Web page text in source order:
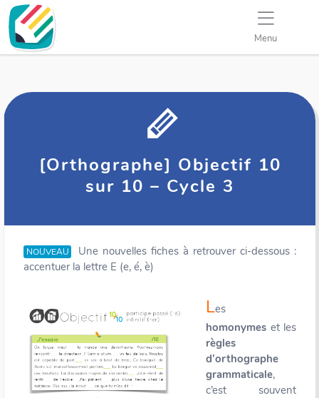
Menu
[Orthographe] Objectif 10
sur 10 – Cycle 3
NOUVEAU
Une nouvelles fiches à retrouver ci-dessous :
accentuer la lettre E (e, é, è)
Les
homonymes et les
règles
d’orthographe
grammaticale,
c’est souvent